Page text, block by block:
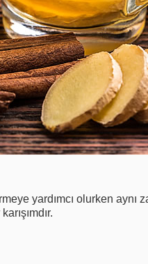
yardımcı olurken aynı